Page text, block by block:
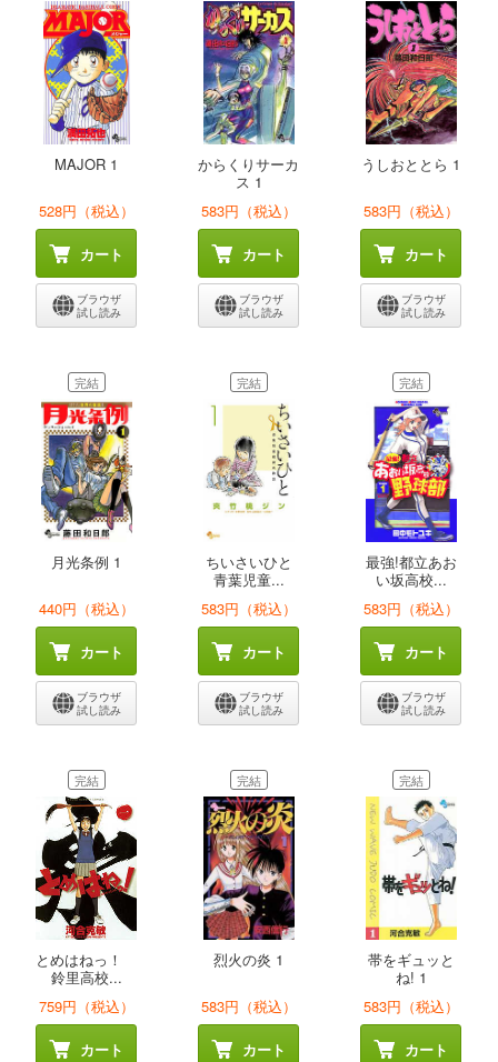
MAJOR 1
528円（税込）
カート
ブラウザ
試し読み
からくりサーカ
ス 1
583円（税込）
カート
ブラウザ
試し読み
うしおととら 1
583円（税込）
カート
ブラウザ
試し読み
完結
月光条例 1
440円（税込）
カート
ブラウザ
試し読み
完結
ちいさいひと
青葉児童...
583円（税込）
カート
ブラウザ
試し読み
完結
最強!都立あお
い坂高校...
583円（税込）
カート
ブラウザ
試し読み
完結
とめはねっ！
鈴里高校...
759円（税込）
カート
完結
烈火の炎 1
583円（税込）
カート
完結
帯をギュッと
ね! 1
583円（税込）
カート